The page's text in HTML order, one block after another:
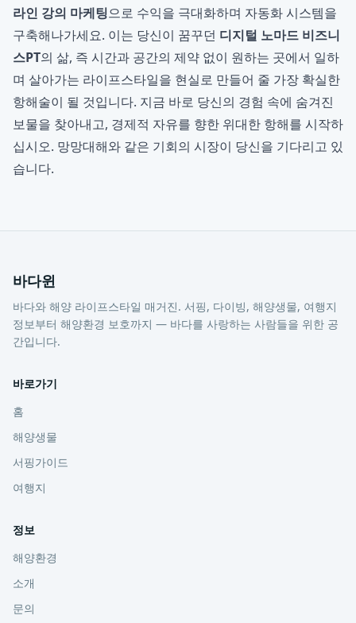
라인 강의 마케팅으로 수익을 극대화하며 자동화 시스템을
구축해나가세요. 이는 당신이 꿈꾸던 디지털 노마드 비즈니
스PT의 삶, 즉 시간과 공간의 제약 없이 원하는 곳에서 일하
며 살아가는 라이프스타일을 현실로 만들어 줄 가장 확실한
항해술이 될 것입니다. 지금 바로 당신의 경험 속에 숨겨진
보물을 찾아내고, 경제적 자유를 향한 위대한 항해를 시작하
십시오. 망망대해와 같은 기회의 시장이 당신을 기다리고 있
습니다.
바다윈
바다와 해양 라이프스타일 매거진. 서핑, 다이빙, 해양생물, 여행지
정보부터 해양환경 보호까지 — 바다를 사랑하는 사람들을 위한 공
간입니다.
바로가기
홈
해양생물
서핑가이드
여행지
정보
해양환경
소개
문의